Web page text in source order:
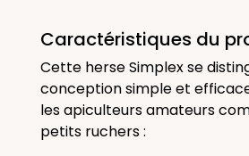
Caractéristiques du
Cette herse Simplex se
conception simple et
les apiculteurs amateurs
petits ruchers :